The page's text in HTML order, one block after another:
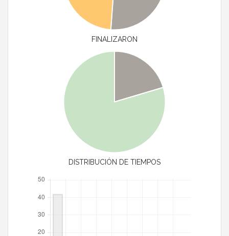
FINALIZARON
DISTRIBUCIÓN DE TIEMPOS